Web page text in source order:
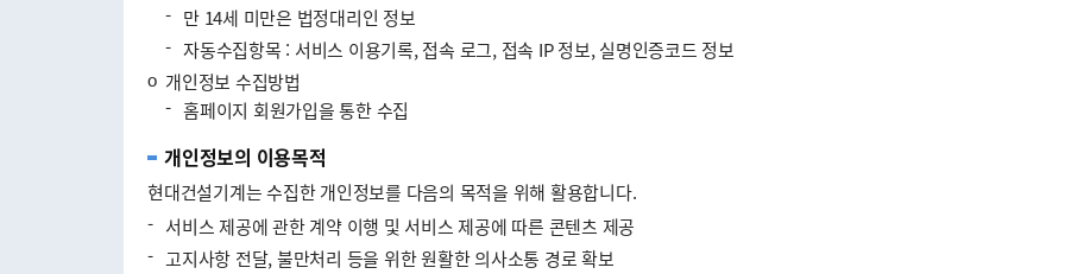
- 만 14세 미만은 법정대리인 정보
- 자동수집항목 : 서비스 이용기록, 접속 로그, 접속 IP 정보, 실명인증코드 정보
ο 개인정보 수집방법
- 홈페이지 회원가입을 통한 수집
개인정보의 이용목적
현대건설기계는 수집한 개인정보를 다음의 목적을 위해 활용합니다.
- 서비스 제공에 관한 계약 이행 및 서비스 제공에 따른 콘텐츠 제공
- 고지사항 전달, 불만처리 등을 위한 원활한 의사소통 경로 확보